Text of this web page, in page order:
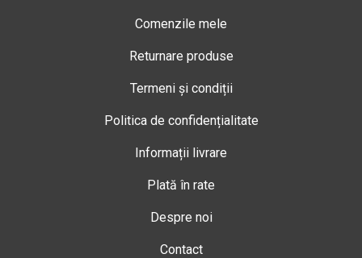
Comenzile mele
Returnare produse
Termeni și condiții
Politica de confidențialitate
Informații livrare
Plată în rate
Despre noi
Contact